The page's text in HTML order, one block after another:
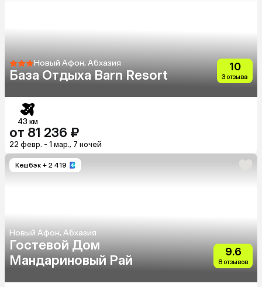
Новый Афон, Абхазия
База Отдыха Barn Resort
10
3 отзыва
43 км
от 81 236 ₽
22 февр. - 1 мар., 7 ночей
Кешбэк + 2 419
Новый Афон, Абхазия
Гостевой Дом
Мандариновый Рай
9.6
8 отзывов